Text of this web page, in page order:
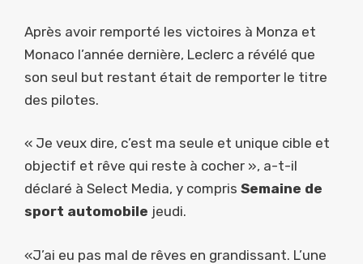
Après avoir remporté les victoires à Monza et
Monaco l’année dernière, Leclerc a révélé que
son seul but restant était de remporter le titre
des pilotes.
« Je veux dire, c’est ma seule et unique cible et
objectif et rêve qui reste à cocher », a-t-il
déclaré à Select Media, y compris Semaine de
sport automobile jeudi.
«J’ai eu pas mal de rêves en grandissant. L’une